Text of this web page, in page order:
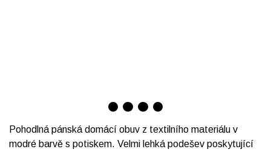
Pohodlná pánská domácí obuv z textilního materiálu v
modré barvě s potiskem. Velmi lehká podešev poskytující